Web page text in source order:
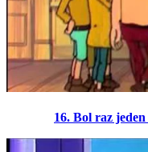
16. Bol raz